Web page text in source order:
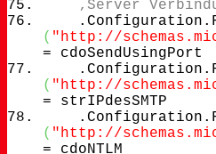
‚Server
. Configuration .
( "http://
= cdoSendUsingPort
. Configuration .
( "http://
= strIPdesSMTP
. Configuration .
( "http://
= cdoNTLM